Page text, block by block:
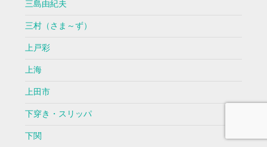
三島由紀夫
三村（さま～ず）
上戸彩
上海
上田市
下穿き・スリッパ
下関